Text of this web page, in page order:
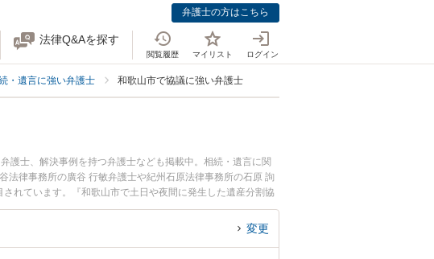
弁護士の方はこちら
法律Q&Aを探す
閲覧履歴 マイリスト ログイン
・遺言に強い弁護士 和歌山市で協議に強い弁護士
護士、解決事例を持つ弁護士なども掲載中。相続・遺言に関
法律事務所の廣谷 行敏弁護士や紀州石原法律事務所の石原 詢
れています。『和歌山市で土日や夜間に発生した遺産分割協
い』『初回相談無料で遺産分割協議を法律相談できる和歌山市
変更